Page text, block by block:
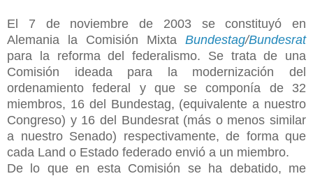
El 7 de noviembre de 2003 se constituyó en
Alemania la Comisión Mixta Bundestag/Bundesrat
para la reforma del federalismo. Se trata de una
Comisión ideada para la modernización del
ordenamiento federal y que se componía de 32
miembros, 16 del Bundestag, (equivalente a nuestro
Congreso) y 16 del Bundesrat (más o menos similar
a nuestro Senado) respectivamente, de forma que
cada Land o Estado federado envió a un miembro.
De lo que en esta Comisión se ha debatido, me